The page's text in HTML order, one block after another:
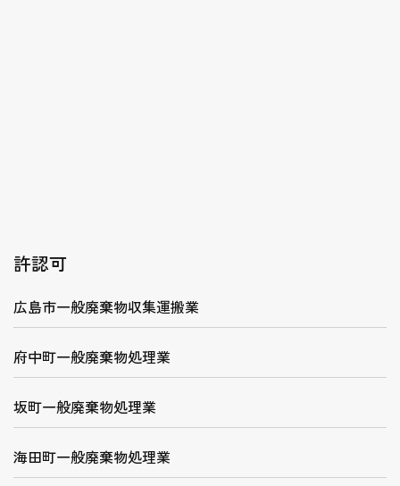
許認可
広島市一般廃棄物収集運搬業
府中町一般廃棄物処理業
坂町一般廃棄物処理業
海田町一般廃棄物処理業